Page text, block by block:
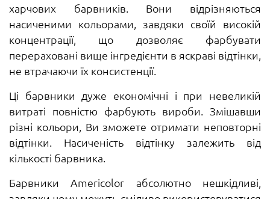
харчових барвників. Вони відрізняються
насиченими кольорами, завдяки своїй високій
концентрації, що дозволяє фарбувати
перераховані вище інгредієнти в яскраві відтінки,
не втрачаючи їх консистенції.
Ці барвники дуже економічні і при невеликій
витраті повністю фарбують вироби. Змішавши
різні кольори, Ви зможете отримати неповторні
відтінки. Насиченість відтінку залежить від
кількості барвника.
Барвники Ameriсolor абсолютно нешкідливі,